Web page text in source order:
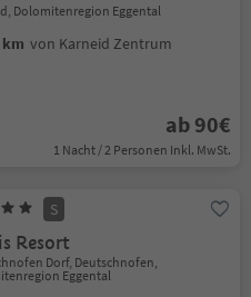
Dolomitenregion Eggental
km von Karneid Zentrum
ab 90€
1 Nacht / 2 Personen Inkl. MwSt.
S
Resort
Dorf, Deutschnofen,
Eggental